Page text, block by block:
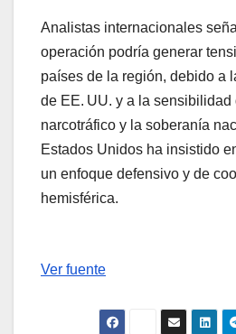
Analistas internacionales
operación podría generar
países de la región, debido a
de EE. UU. y a la sensibilidad
narcotráfico y la soberanía
Estados Unidos ha insistido
un enfoque defensivo y de
hemisférica.
Ver fuente